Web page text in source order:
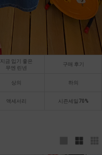
지금 입기 좋은
무엔 린넨
구매 후기
상의 하의
액세서리 시즌세일70%